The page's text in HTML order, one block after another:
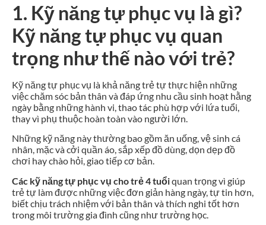
1. Kỹ năng tự phục vụ là gì?
Kỹ năng tự phục vụ quan
trọng như thế nào với trẻ?
Kỹ năng tự phục vụ là khả năng trẻ tự thực hiện những
việc chăm sóc bản thân và đáp ứng nhu cầu sinh hoạt hằng
ngày bằng những hành vi, thao tác phù hợp với lứa tuổi,
thay vì phụ thuộc hoàn toàn vào người lớn.
Những kỹ năng này thường bao gồm ăn uống, vệ sinh cá
nhân, mặc và cởi quần áo, sắp xếp đồ dùng, dọn dẹp đồ
chơi hay chào hỏi, giao tiếp cơ bản.
Các kỹ năng tự phục vụ cho trẻ 4 tuổiquan trọng vì giúp
trẻ tự làm được những việc đơn giản hàng ngày, tự tin hơn,
biết chịu trách nhiệm với bản thân và thích nghi tốt hơn
trong môi trường gia đình cũng như trường học.